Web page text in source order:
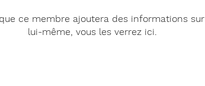
ce membre ajoutera des informations sur
lui-même, vous les verrez ici.